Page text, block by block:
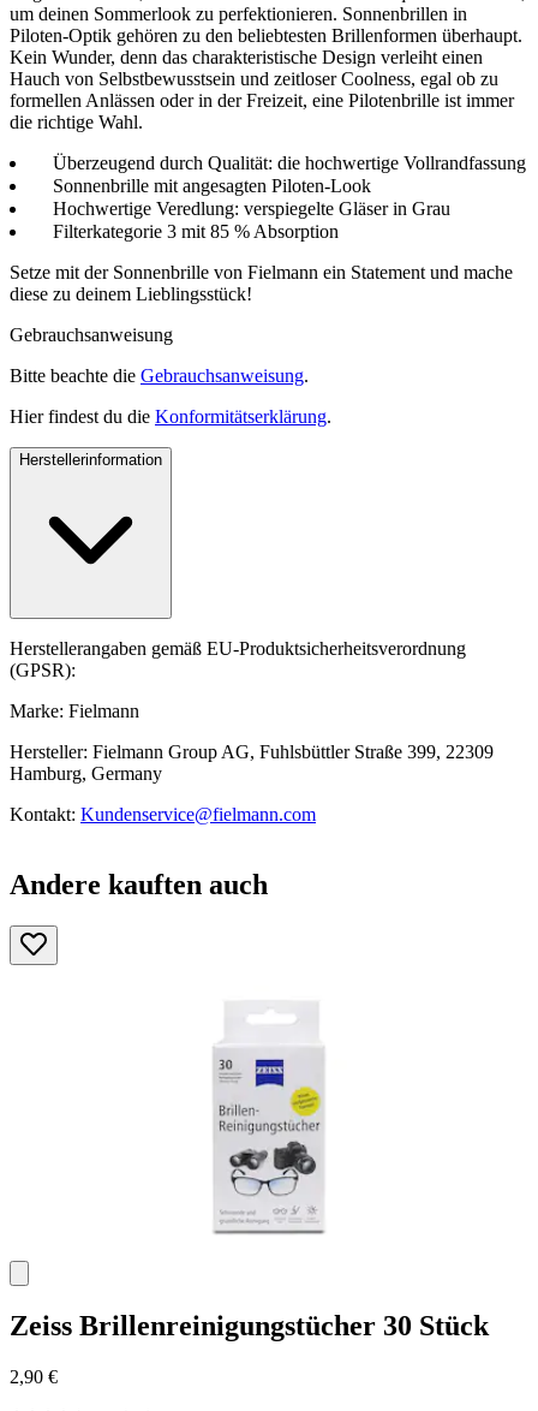
um deinen Sommerlook zu perfektionieren. Sonnenbrillen in
Piloten-Optik gehören zu den beliebtesten Brillenformen überhaupt.
Kein Wunder, denn das charakteristische Design verleiht einen
Hauch von Selbstbewusstsein und zeitloser Coolness, egal ob zu
formellen Anlässen oder in der Freizeit, eine Pilotenbrille ist immer
die richtige Wahl.
Überzeugend durch Qualität: die hochwertige Vollrandfassung
Sonnenbrille mit angesagten Piloten-Look
Hochwertige Veredlung: verspiegelte Gläser in Grau
Filterkategorie 3 mit 85 % Absorption
Setze mit der Sonnenbrille von Fielmann ein Statement und mache
diese zu deinem Lieblingsstück!
Gebrauchsanweisung
Bitte beachte die Gebrauchsanweisung.
Hier findest du die Konformitätserklärung.
Herstellerinformation
Herstellerangaben gemäß EU-Produktsicherheitsverordnung
(GPSR):
Marke: Fielmann
Hersteller: Fielmann Group AG, Fuhlsbüttler Straße 399, 22309
Hamburg, Germany
Kontakt: Kundenservice@fielmann.com
Andere kauften auch
Zeiss Brillenreinigungstücher 30 Stück
2,90 €